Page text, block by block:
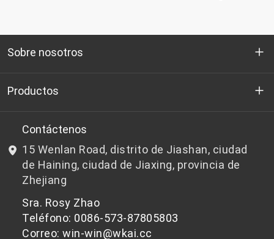
Sobre nosotros
Quienes somos
I+D
Noticias y Eventos
política de privacidad
Productos
Chips de PET aptos para botellas
Chips de PET que no son aptos para botellas
Contáctenos
15 Wenlan Road, distrito de Jiashan, ciudad
de Haining, ciudad de Jiaxing, provincia de
Zhejiang
Sra. Rosy Zhao
Teléfono: 0086-573-87805803
Correo: win-win@wkai.cc